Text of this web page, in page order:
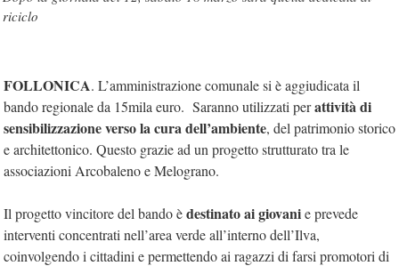
riciclo
FOLLONICA. L’amministrazione comunale si è aggiudicata il
bando regionale da 15mila euro. Saranno utilizzati perattività di
sensibilizzazione verso la cura dell’ambiente, del patrimonio storico
e architettonico. Questo grazie ad un progetto strutturato tra le
associazioni Arcobaleno e Melograno.
Il progetto vincitore del bando èdestinato ai giovanie prevede
interventi concentrati nell’area verde all’interno dell’Ilva,
coinvolgendo i cittadini e permettendo ai ragazzi di farsi promotori di